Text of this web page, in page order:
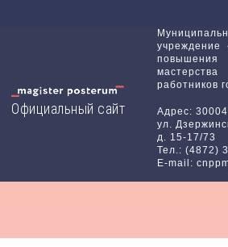
Официальный сайт
учреждение
повышения
работников
Адрес:
ул.
д. 15-17/73
Тел.: (4872)
E-mail: